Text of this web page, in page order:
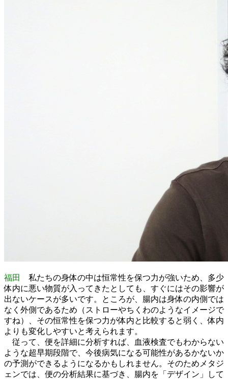
福田
私たちの身体の中は恒常性を保つ力が強いため、多少
体内に悪い物質が入ってきたとしても、すぐにはその影響が
出ないケースが多いです。ところが、腸内は身体の内側では
なく外側であるため（ストローやちくわのようなイメージで
すね）、その恒常性を保つ力が体内と比較すると弱く、体内
よりも変化しやすいと考えられます。
従って、便を詳細に分析すれば、血液検査でもわからない
ような超早期段階で、今後病気になる可能性があるかないか
の予測ができるようになるかもしれません。そのためメタジ
ェンでは、便の分析結果に基づき、腸内を「デザイン」して